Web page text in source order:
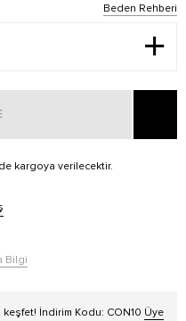
Beden Rehberi
kargoya verilecektir.
Bilgi
İndirim Kodu: CON10 Üye